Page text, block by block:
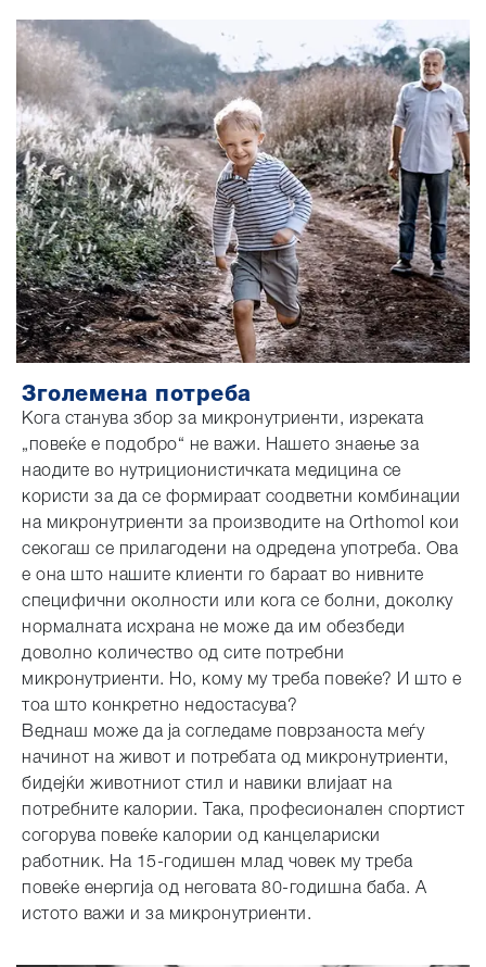
Зголемена потреба
Кога станува збор за микронутриенти, изреката
„повеќе е подобро“ не важи. Нашето знаење за
наодите во нутриционистичката медицина се
користи за да се формираат соодветни комбинации
на микронутриенти за производите на Orthomol кои
секогаш се прилагодени на одредена употреба. Ова
е она што нашите клиенти го бараат во нивните
специфични околности или кога се болни, доколку
нормалната исхрана не може да им обезбеди
доволно количество од сите потребни
микронутриенти. Но, кому му треба повеќе? И што е
тоа што конкретно недостасува?
Веднаш може да ја согледаме поврзаноста меѓу
начинот на живот и потребата од микронутриенти,
бидејќи животниот стил и навики влијаат на
потребните калории. Така, професионален спортист
согорува повеќе калории од канцелариски
работник. На 15-годишен млад човек му треба
повеќе енергија од неговата 80-годишна баба. А
истото важи и за микронутриенти.